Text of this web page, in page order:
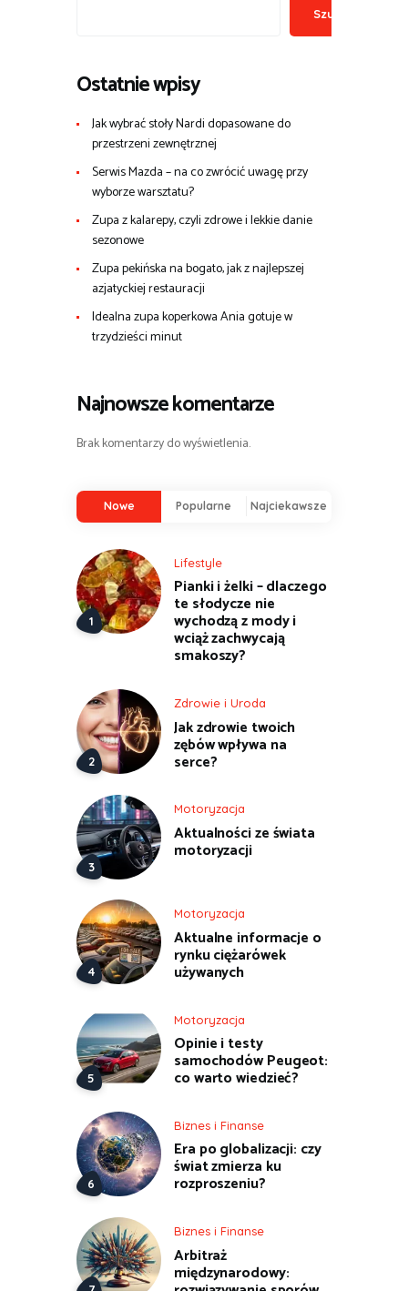
Szukaj
Ostatnie wpisy
Jak wybrać stoły Nardi dopasowane do
przestrzeni zewnętrznej
Serwis Mazda – na co zwrócić uwagę przy
wyborze warsztatu?
Zupa z kalarepy, czyli zdrowe i lekkie danie
sezonowe
Zupa pekińska na bogato, jak z najlepszej
azjatyckiej restauracji
Idealna zupa koperkowa Ania gotuje w
trzydzieści minut
Najnowsze komentarze
Brak komentarzy do wyświetlenia.
Nowe Popularne Najciekawsze
Lifestyle
Pianki i żelki – dlaczego
te słodycze nie
wychodzą z mody i
wciąż zachwycają
smakoszy?
Zdrowie i Uroda
Jak zdrowie twoich
zębów wpływa na
serce?
Motoryzacja
Aktualności ze świata
motoryzacji
Motoryzacja
Aktualne informacje o
rynku ciężarówek
używanych
Motoryzacja
Opinie i testy
samochodów Peugeot:
co warto wiedzieć?
Biznes i Finanse
Era po globalizacji: czy
świat zmierza ku
rozproszeniu?
Biznes i Finanse
Arbitraż
międzynarodowy: